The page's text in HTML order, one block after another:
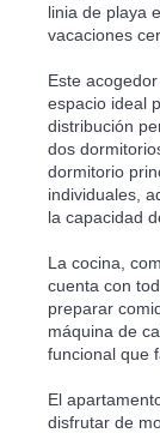
linia de playa
vacaciones
Este
espacio ideal
distribución
dos
dormitorio
individuales,
la capacidad
La cocina,
cuenta con
preparar
máquina de
funcional que
El
disfrutar de